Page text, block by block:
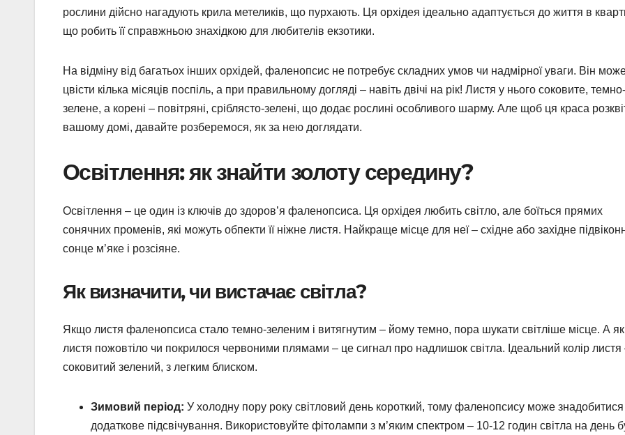
рослини дійсно нагадують крила метеликів, що пурхають. Ця орхідея ідеально адаптується до життя в
що робить її справжньою знахідкою для любителів екзотики.
На відміну від багатьох інших орхідей, фаленопсис не потребує складних умов чи надмірної уваги. Він
цвісти кілька місяців поспіль, а при правильному догляді – навіть двічі на рік! Листя у нього соковите, темно-
зелене, а корені – повітряні, сріблясто-зелені, що додає рослині особливого шарму. Але щоб ця краса
вашому домі, давайте розберемося, як за нею доглядати.
Освітлення: як знайти золоту середину?
Освітлення – це один із ключів до здоров’я фаленопсиса. Ця орхідея любить світло, але боїться прямих
сонячних променів, які можуть обпекти її ніжне листя. Найкраще місце для неї – східне або західне
сонце м’яке і розсіяне.
Як визначити, чи вистачає світла?
Якщо листя фаленопсиса стало темно-зеленим і витягнутим – йому темно, пора шукати світліше місце. А
листя пожовтіло чи покрилося червоними плямами – це сигнал про надлишок світла. Ідеальний колір листя
соковитий зелений, з легким блиском.
Зимовий період: У холодну пору року світловий день короткий, тому фаленопсису може знадобитися
додаткове підсвічування. Використовуйте фітолампи з м’яким спектром – 10-12 годин світла на день